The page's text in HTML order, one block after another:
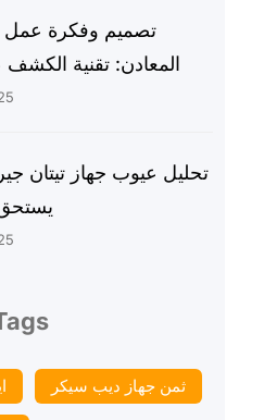
تصميم وفكرة
المعادن: تقنية
يستحق
ثمن جهاز ديب سيكر